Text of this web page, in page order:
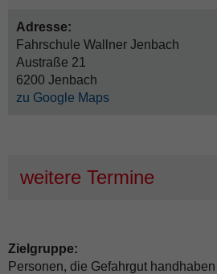
Adresse:
Fahrschule Wallner Jenbach
Austraße 21
6200 Jenbach
zu Google Maps
weitere Termine
Zielgruppe:
Personen, die Gefahrgut